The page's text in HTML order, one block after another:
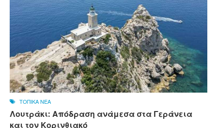
ΤΟΠΙΚΑ ΝΕΑ
Λουτράκι: Απόδραση ανάμεσα στα Γεράνεια
και τον Κορινθιακό